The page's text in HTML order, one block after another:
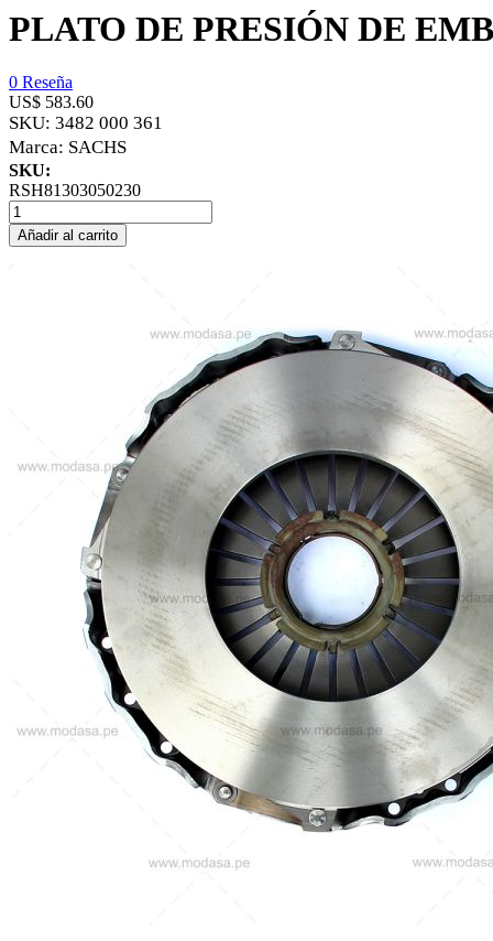
PLATO DE PRESIÓN DE
0 Reseña
US$ 583.60
SKU: 3482 000 361
Marca: SACHS
SKU:
RSH81303050230
Añadir al carrito